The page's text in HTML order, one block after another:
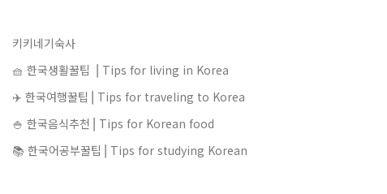
키키네기숙사
🧺 한국생활꿀팁 ⎥ Tips for living in Korea
✈️ 한국여행꿀팁⎥ Tips for traveling to Korea
🍚 한국음식추천⎥ Tips for Korean food
📚 한국어공부꿀팁⎥ Tips for studying Korean